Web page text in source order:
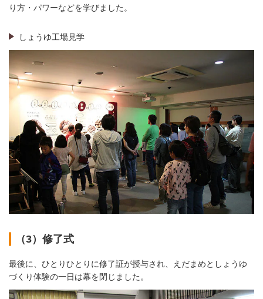
り方・パワーなどを学びました。
しょうゆ工場見学
（3）修了式
最後に、ひとりひとりに修了証が授与され、えだまめとしょうゆ
づくり体験の一日は幕を閉じました。